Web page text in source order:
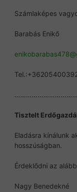
Számlaképes
Barabás Enikő
Tisztelt
Eladásra kínálunk
hosszúságban.
Érdeklődni az
Nagy Benedekné